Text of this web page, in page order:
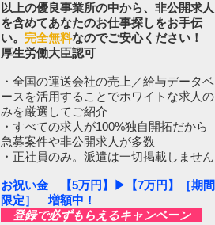
以上の優良事業所の中から、非公開求人
を含めてあなたのお仕事探しをお手伝
い。 完全無料なのでご安心ください！
厚生労働大臣認可
・全国の運送会社の売上／給与データベ
ースを活用することでホワイトな求人の
みを厳選してご紹介
・すべての求人が100%独自開拓だから
急募案件や非公開求人が多数
・正社員のみ。派遣は一切掲載しません
お祝い金 【5万円】▶︎【7万円】［期間
限定］ 増額中！
登録で必ずもらえるキャンペーン